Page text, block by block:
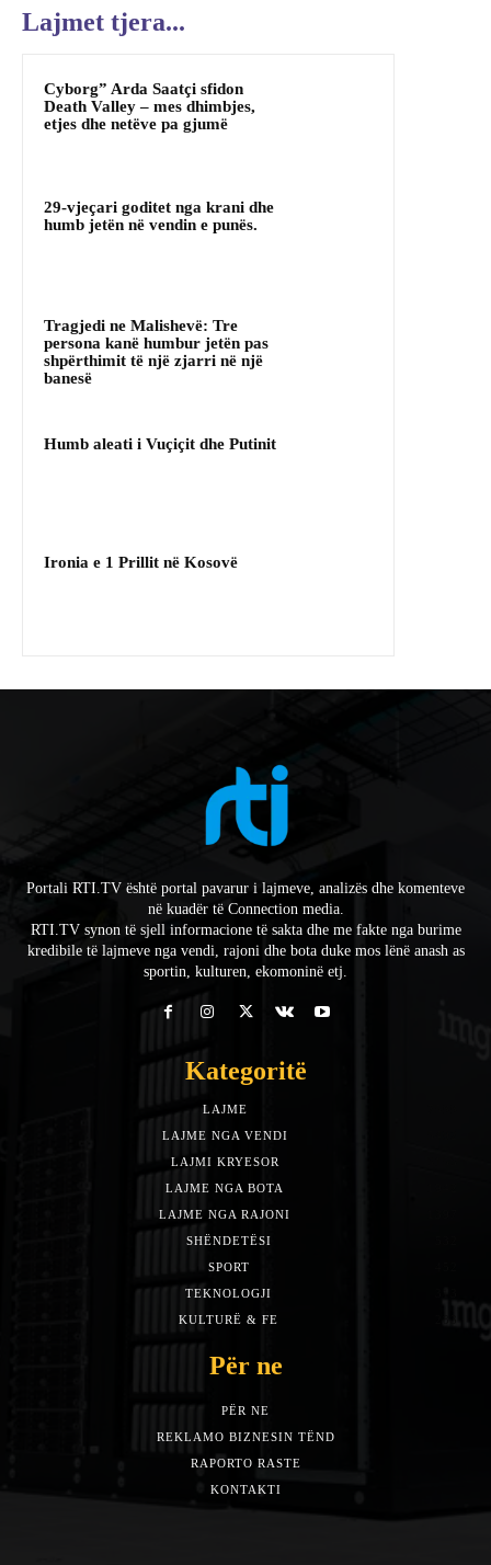
Lajmet tjera...
Cyborg” Arda Saatçi sfidon
Death Valley – mes dhimbjes,
etjes dhe netëve pa gjumë
29-vjeçari goditet nga krani dhe
humb jetën në vendin e punës.
Tragjedi ne Malishevë: Tre
persona kanë humbur jetën pas
shpërthimit të një zjarri në një
banesë
Humb aleati i Vuçiçit dhe Putinit
Ironia e 1 Prillit në Kosovë
Portali RTI.TV është portal pavarur i lajmeve, analizës dhe komenteve
në kuadër të Connection media.
RTI.TV synon të sjell informacione të sakta dhe me fakte nga burime
kredibile të lajmeve nga vendi, rajoni dhe bota duke mos lënë anash as
sportin, kulturen, ekomoninë etj.
Kategoritë
LAJME
LAJME NGA VENDI
LAJMI KRYESOR
LAJME NGA BOTA
LAJME NGA RAJONI
SHËNDETËSI
SPORT
TEKNOLOGJI
KULTURË & FE
Për ne
PËR NE
REKLAMO BIZNESIN TËND
RAPORTO RASTE
KONTAKTI